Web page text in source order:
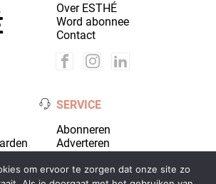
Over ESTHÉ
Word abonnee
Contact
SERVICE
Abonneren
Adverteren
om ervoor te zorgen dat onze site zo